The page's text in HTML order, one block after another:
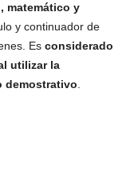
matemático y
y continuador de
Es considerado
utilizar la
demostrativo